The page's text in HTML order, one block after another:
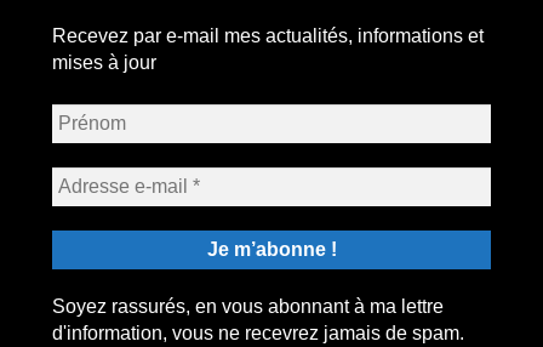
Recevez par e-mail mes actualités, informations et
mises à jour
Soyez rassurés, en vous abonnant à ma lettre
d'information, vous ne recevrez jamais de spam.